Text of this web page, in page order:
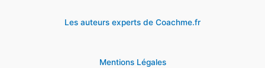
Les auteurs experts de Coachme.fr
Mentions Légales